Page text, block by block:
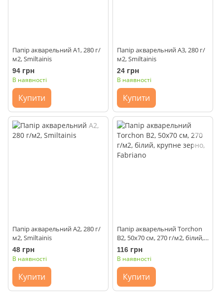
Папір акварельний А1, 280 г/
м2, Smiltainis
94 грн
В наявності
Купити
Папір акварельний А3, 280 г/
м2, Smiltainis
24 грн
В наявності
Купити
Папір акварельний А2, 280 г/
м2, Smiltainis
48 грн
В наявності
Купити
Папір акварельний Torchon
B2, 50x70 см, 270 г/м2, білий,
крупне зерно, Fabriano
116 грн
В наявності
Купити